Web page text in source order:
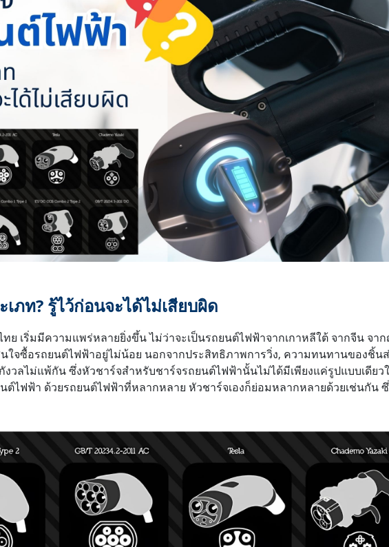
ภท? รู้ไว้ก่อนจะได้ไม่เสียบผิด
ย เริ่มมีความแพร่หลายยิ่งขึ้น ไม่ว่าจะเป็นรถยนต์ไฟฟ้าจากเกาหลีใต้ จากจีน จ
ใจซื้อรถยนต์ไฟฟ้าอยู่ไม่น้อย นอกจากประสิทธิภาพการวิ่ง, ความทนทานของชิ้น
งวลไม่แพ้กัน ซึ่งหัวชาร์จสำหรับชาร์จรถยนต์ไฟฟ้านั้นไม่ได้มีเพียงแค่รูปแบบเดีย
ไฟฟ้า ด้วยรถยนต์ไฟฟ้าที่หลากหลาย หัวชาร์จเองก็ย่อมหลากหลายด้วยเช่นกัน